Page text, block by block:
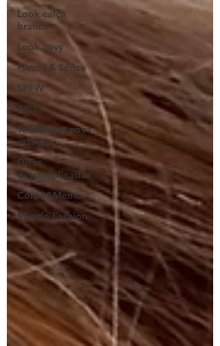
Look calça
branca
Look navy
Filmes & Séries
SPFW
AICI
Tendências nova
estação
Dicas
descomplicadas
Corpo&Mente
Mundo Fashion